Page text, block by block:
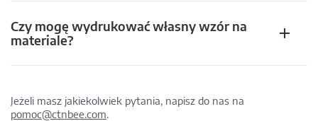
Czy mogę wydrukować własny wzór na
materiale?
Jeżeli masz jakiekolwiek pytania, napisz do nas na
pomoc@ctnbee.com.